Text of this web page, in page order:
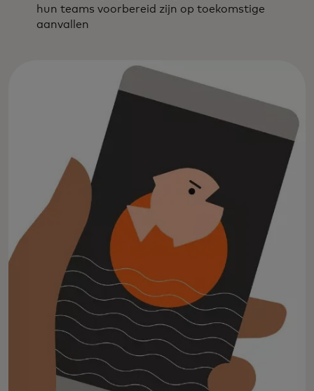
hun teams voorbereid zijn op toekomstige
aanvallen